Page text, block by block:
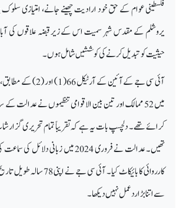
فلسطینی عوام کے حق خود ارادیت چھینے جانے، امتیازی سلوک
یروشلم کے مقدس شہر سمیت اس کے زیر قبضہ علاقوں کی
حیثیت کو تبدیل کرنے کی کوششیں شامل ہوں۔
میں 52 ممالک اور تین بین الاقوامی تنظیموں نے عدالت
کرائے تھے۔ دلچسپ بات یہ ہے کہ تقریباً تمام تحریری
تھیں۔ عدالت نے فروری 2024 میں زبانی
کارروائی کا بائیکاٹ کیا۔ آئی
سے اتنا بڑا ردعمل نہیں دیکھا۔